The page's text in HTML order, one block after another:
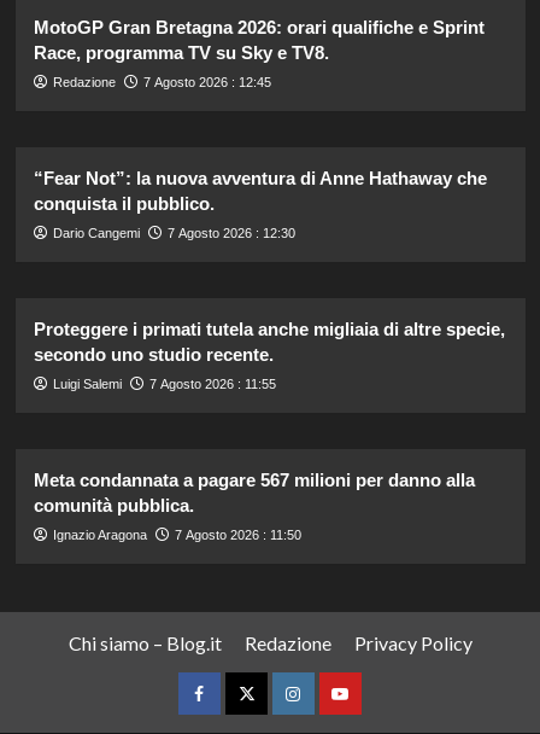
MotoGP Gran Bretagna 2026: orari qualifiche e Sprint
Race, programma TV su Sky e TV8.
Redazione 7 Agosto 2026 : 12:45
“Fear Not”: la nuova avventura di Anne Hathaway che
conquista il pubblico.
Dario Cangemi 7 Agosto 2026 : 12:30
Proteggere i primati tutela anche migliaia di altre specie,
secondo uno studio recente.
Luigi Salemi 7 Agosto 2026 : 11:55
Meta condannata a pagare 567 milioni per danno alla
comunità pubblica.
Ignazio Aragona 7 Agosto 2026 : 11:50
Chi siamo – Blog.it Redazione Privacy Policy
FacebookTwitterInstagramYouTube